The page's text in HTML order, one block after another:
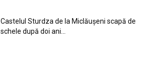
Castelul Sturdza de la Miclăușeni scapă de
schele după doi ani...